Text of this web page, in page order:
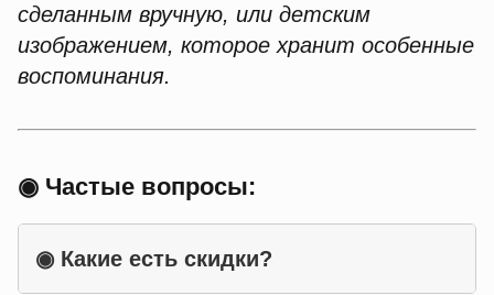
сделанным вручную, или детским
изображением, которое хранит особенные
воспоминания.
◉ Частые вопросы:
◉ Какие есть скидки?